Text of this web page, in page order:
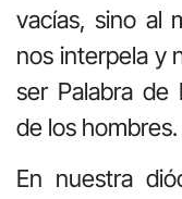
vacías, sino al
nos interpela y
ser Palabra de
de los hombres.
En nuestra